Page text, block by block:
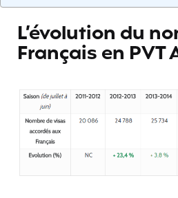
L’évolution du
Français en PVT